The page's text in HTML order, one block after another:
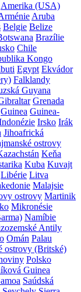
Amerika (USA)
Aruba
Belgie Belize
Brazílie
Chile
Kongo
Egypt Ekvádor
Falklandy
Guyana
Grenada
Guinea Guinea-
Irsko Irák
Jihoafrická
ostrovy
Keňa
Kuba Kuvajt
Libérie Litva
Malajsie
ostrovy Martinik
Mikronésie
Namíbie
Antily
Omán Palau
ostrovy (Britské)
Polsko
Guinea
Saúdská